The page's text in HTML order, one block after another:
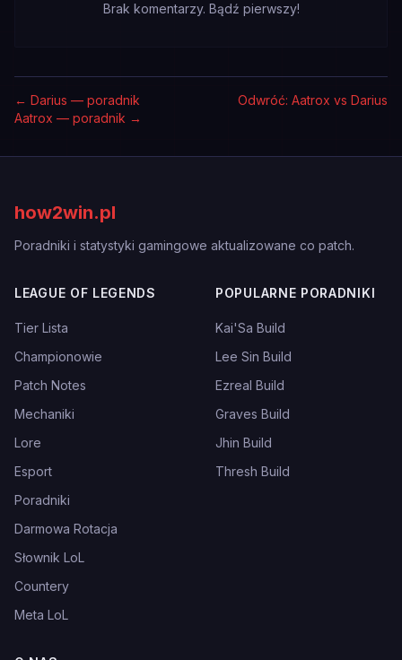
Brak komentarzy. Bądź pierwszy!
← Darius — poradnik
Odwróć: Aatrox vs Darius
Aatrox — poradnik →
how2win.pl
Poradniki i statystyki gamingowe aktualizowane co patch.
LEAGUE OF LEGENDS
Tier Lista
Championowie
Patch Notes
Mechaniki
Lore
Esport
Poradniki
Darmowa Rotacja
Słownik LoL
Countery
Meta LoL
POPULARNE PORADNIKI
Kai'Sa Build
Lee Sin Build
Ezreal Build
Graves Build
Jhin Build
Thresh Build